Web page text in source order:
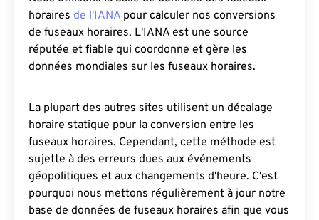
horaires de l'IANA pour calculer nos conversions
de fuseaux horaires. L'IANA est une source
réputée et fiable qui coordonne et gère les
données mondiales sur les fuseaux horaires.
La plupart des autres sites utilisent un décalage
horaire statique pour la conversion entre les
fuseaux horaires. Cependant, cette méthode est
sujette à des erreurs dues aux événements
géopolitiques et aux changements d'heure. C'est
pourquoi nous mettons régulièrement à jour notre
base de données de fuseaux horaires afin que vous